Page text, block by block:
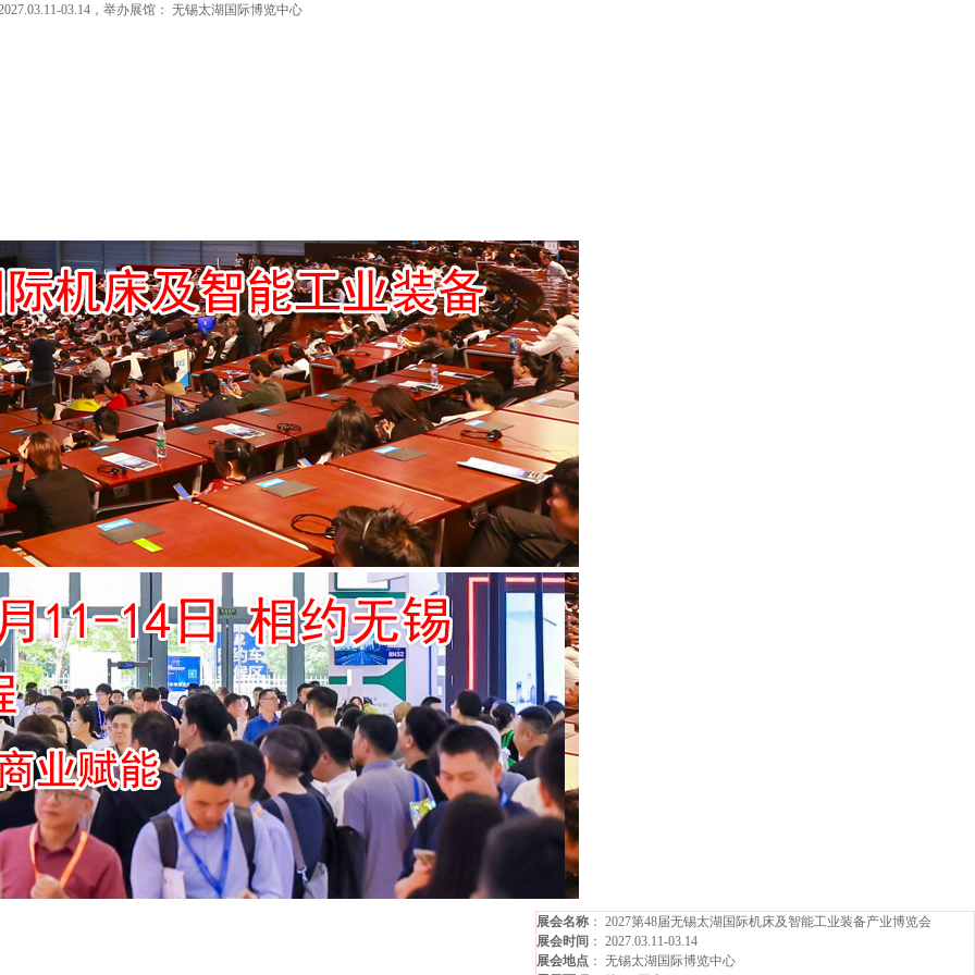
03.14，举办展馆： 无锡太湖国际博览中心
展会名称 ： 2027第48届无锡太湖国际机床及智能工业装备产业博览会
展会时间 ： 2027.03.11-03.14
展会地点 ： 无锡太湖国际博览中心